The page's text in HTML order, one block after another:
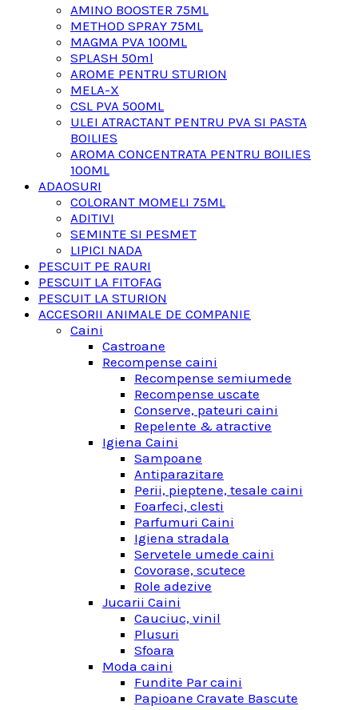
AMINO BOOSTER 75ML
METHOD SPRAY 75ML
MAGMA PVA 100ML
SPLASH 50ml
AROME PENTRU STURION
MELA-X
CSL PVA 500ML
ULEI ATRACTANT PENTRU PVA SI PASTA
BOILIES
AROMA CONCENTRATA PENTRU BOILIES
100ML
ADAOSURI
COLORANT MOMELI 75ML
ADITIVI
SEMINTE SI PESMET
LIPICI NADA
PESCUIT PE RAURI
PESCUIT LA FITOFAG
PESCUIT LA STURION
ACCESORII ANIMALE DE COMPANIE
Caini
Castroane
Recompense caini
Recompense semiumede
Recompense uscate
Conserve, pateuri caini
Repelente & atractive
Igiena Caini
Sampoane
Antiparazitare
Perii, pieptene, tesale caini
Foarfeci, clesti
Parfumuri Caini
Igiena stradala
Servetele umede caini
Covorase, scutece
Role adezive
Jucarii Caini
Cauciuc, vinil
Plusuri
Sfoara
Moda caini
Fundite Par caini
Papioane Cravate Bascute